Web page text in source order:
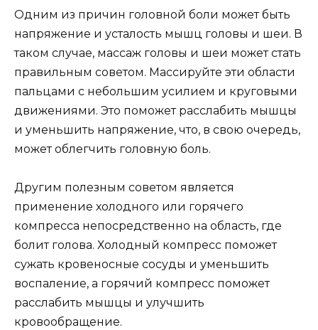
Одним из причин головной боли может быть
напряжение и усталость мышц головы и шеи. В
таком случае, массаж головы и шеи может стать
правильным советом. Массируйте эти области
пальцами с небольшим усилием и круговыми
движениями. Это поможет расслабить мышцы
и уменьшить напряжение, что, в свою очередь,
может облегчить головную боль.
Другим полезным советом является
применение холодного или горячего
компресса непосредственно на область, где
болит голова. Холодный компресс поможет
сужать кровеносные сосуды и уменьшить
воспаление, а горячий компресс поможет
расслабить мышцы и улучшить
кровообращение.